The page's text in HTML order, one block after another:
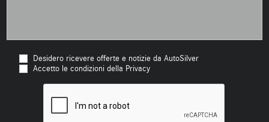
Desidero ricevere offerte e notizie da AutoSilver
Accetto le condizioni della Privacy